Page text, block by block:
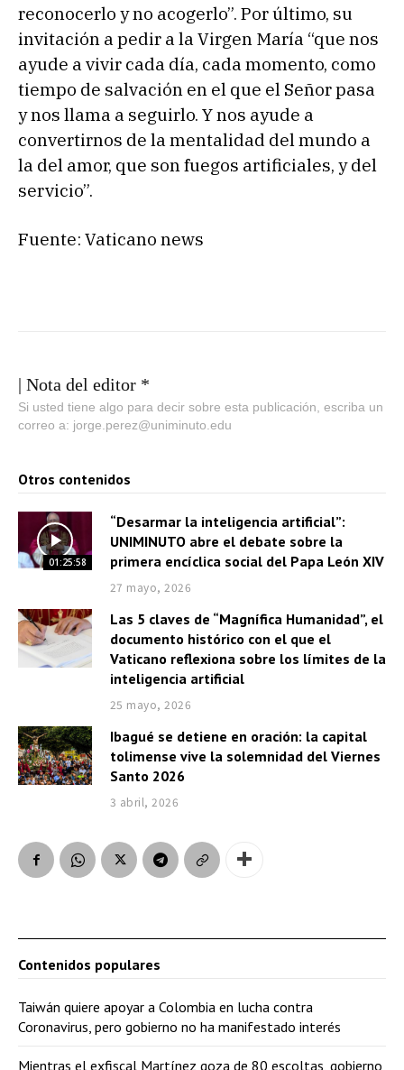
reconocerlo y no acogerlo”. Por último, su
invitación a pedir a la Virgen María “que nos
ayude a vivir cada día, cada momento, como
tiempo de salvación en el que el Señor pasa
y nos llama a seguirlo. Y nos ayude a
convertirnos de la mentalidad del mundo a
la del amor, que son fuegos artificiales, y del
servicio”.
Fuente: Vaticano news
| Nota del editor *
Si usted tiene algo para decir sobre esta publicación, escriba un
correo a: jorge.perez@uniminuto.edu
Otros contenidos
01:25:58
“Desarmar la inteligencia artificial”:
UNIMINUTO abre el debate sobre la
primera encíclica social del Papa León XIV
27 mayo, 2026
Las 5 claves de “Magnífica Humanidad”, el
documento histórico con el que el
Vaticano reflexiona sobre los límites de la
inteligencia artificial
25 mayo, 2026
Ibagué se detiene en oración: la capital
tolimense vive la solemnidad del Viernes
Santo 2026
3 abril, 2026
Contenidos populares
Taiwán quiere apoyar a Colombia en lucha contra
Coronavirus, pero gobierno no ha manifestado interés
Mientras el exfiscal Martínez goza de 80 escoltas, gobierno